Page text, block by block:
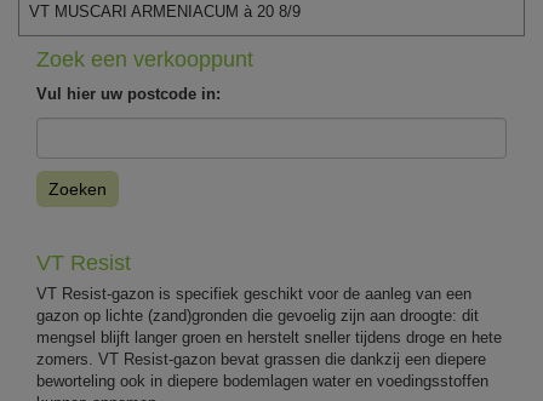
VT MUSCARI ARMENIACUM à 20 8/9
Zoek een verkooppunt
Vul hier uw postcode in:
Zoeken
VT Resist
VT Resist-gazon is specifiek geschikt voor de aanleg van een
gazon op lichte (zand)gronden die gevoelig zijn aan droogte: dit
mengsel blijft langer groen en herstelt sneller tijdens droge en hete
zomers. VT Resist-gazon bevat grassen die dankzij een diepere
beworteling ook in diepere bodemlagen water en voedingsstoffen